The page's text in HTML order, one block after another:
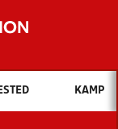
du søge efter?
NYHEDER
KAMP